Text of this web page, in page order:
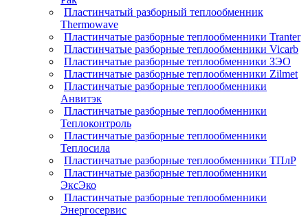
Пластинчатый разборный теплообменник
Thermowave
Пластинчатые разборные теплообменники Tranter
Пластинчатые разборные теплообменники Vicarb
Пластинчатые разборные теплообменники ЗЭО
Пластинчатые разборные теплообменники Zilmet
Пластинчатые разборные теплообменники
Анвитэк
Пластинчатые разборные теплообменники
Теплоконтроль
Пластинчатые разборные теплообменники
Теплосила
Пластинчатые разборные теплообменники ТПлР
Пластинчатые разборные теплообменники
ЭксЭко
Пластинчатые разборные теплообменники
Энергосервис